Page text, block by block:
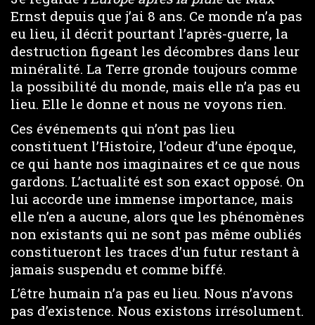
Ernst depuis que j’ai 8 ans. Ce monde n’a pas
eu lieu, il décrit pourtant l’après-guerre, la
destruction figeant les décombres dans leur
minéralité. La Terre gronde toujours comme
la possibilité du monde, mais elle n’a pas eu
lieu. Elle le donne et nous ne voyons rien.
Ces événements qui n’ont pas lieu
constituent l’Histoire, l’odeur d’une époque,
ce qui hante nos imaginaires et ce que nous
gardons. L’actualité est son exact opposé. On
lui accorde une immense importance, mais
elle n’en a aucune, alors que les phénomènes
non existants qui ne sont pas même oubliés
constitueront les traces d’un futur restant à
jamais suspendu et comme biffé.
L’être humain n’a pas eu lieu. Nous n’avons
pas d’existence. Nous existons irrésolument.